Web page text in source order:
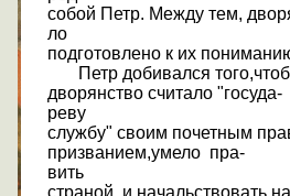
собой Петр. Между тем,
ло
подготовлено к их
Петр добивался
дворянство считало "госуда-
реву
службу" своим почетным
призванием,умело пра-
вить
страной и начальствовать